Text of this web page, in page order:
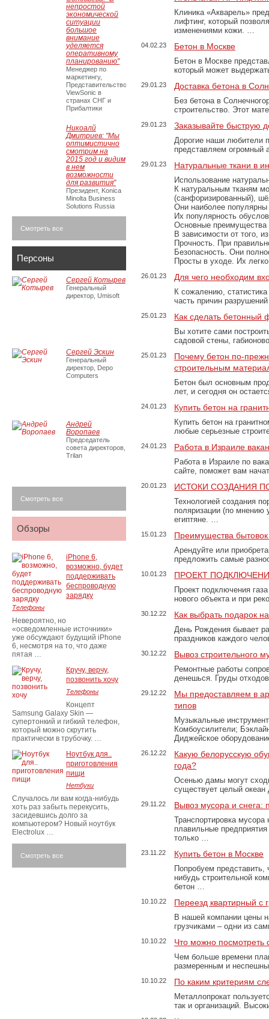
Клиника «Акварель»
лифтинг, который
изменениями кожи. …
04.02.23 Бетон в Москве
Бетон в Москве
который может
29.01.23 Доставка бетона в
Без бетона в
строительство. Этот
29.01.23 Заказывайте быструю
Дорогие наши любители
представляем огромный
29.01.23 Натуральные ткани в
Использование
К натуральным тканям
(санфоризированный),
Они наиболее популярны
Их популярность
Основные преимущества
В зависимости от того,
Прочность. При
Безопасность. Они
Просты в уходе. Их
26.01.23 Для чего необходим
К сожалению,
часть причин
25.01.23 Как сделать бетонный
Вы хотите сами
садовой стены,
25.01.23
Почему бетон по-
строительным
Бетон был основным
лет, и сегодня он
24.01.23 Купить бетон на
Купить бетон на
любые серьезные
24.01.23 Работа в Израиле
Работа в Израиле по
сайте, поможет вам
20.01.23 ИСТОКИ СОЗДАНИЯ
Технологией создания
поляризации (по
египтяне. …
15.01.23 Преимущества
Арендуйте или
предложить самые
10.01.23 ПРОЕКТ
Проект подключения
нового объекта и при
30.12.22 Как выбрать подарок
День Рождения бывает
праздников каждого
30.12.22 Вывоз строительного
Ремонтные работы
денешься. Груды
29.12.22
Мы предоставляем в
типов
Музыкальные
Комбоусилители;
Диджейское
26.12.22
Какую белорусскую
года?
Осенью дамы могут
существует целый
29.11.22 Вывоз мусора и
Транспортировка
плавильные
только …
23.11.22 Купить бетон в Москве
Попробуем представить,
нибудь строительной
бетон …
10.10.22 Переезд квартирный с
В нашей компании цены
грузчиками – одни из
10.10.22 Что можно посмотреть
Чем больше времени
размеренным и
10.10.22 По каким критериям
Металлопрокат
так и организаций.
непростой
экономической
ситуации
большое
внимание
уделяется
оперативному
планированию"
Менеджер по
маркетингу,
Представительство
ViewSonic в
странах СНГ и
Прибалтики
Никоалй
Дмитриев: "Мы
оптимистично
смотрим на
2015 год и видим
в нем
возможности
для развития"
Президент, Konica
Minolta Business
Solutions Russia
Смотреть все
Персоны
Сергей Котырев
Генеральный
директор, Umisoft
Сергей Эскин
Генеральный
директор, Depo
Computers
Андрей
Воропаев
Председатель
совета директоров,
Trilan
Смотреть все
Обзоры
iPhone 6,
возможно, будет
поддерживать
беспроводную
зарядку
Телефоны
Невероятно, но
«осведомленные источники»
уже обсуждают будущий iPhone
6, несмотря на то, что даже
пятая …
Кручу, верчу,
позвонить хочу
Телефоны
Концепт
Samsung Galaxy Skin —
супертонкий и гибкий телефон,
который можно скрутить
практически в трубочку. …
Ноутбук для..
приготовления
пищи
Нетбуки
Случалось ли вам когда-нибудь
хоть раз забыть перекусить,
засидевшись долго за
компьютером? Новый ноутбук
Electrolux …
Смотреть все